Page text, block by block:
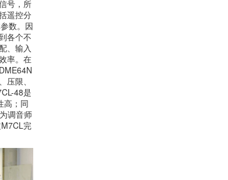
号，所
遥控分
数。因
各个不
、输入
率。在
限、
48是
高；同
调音师
完